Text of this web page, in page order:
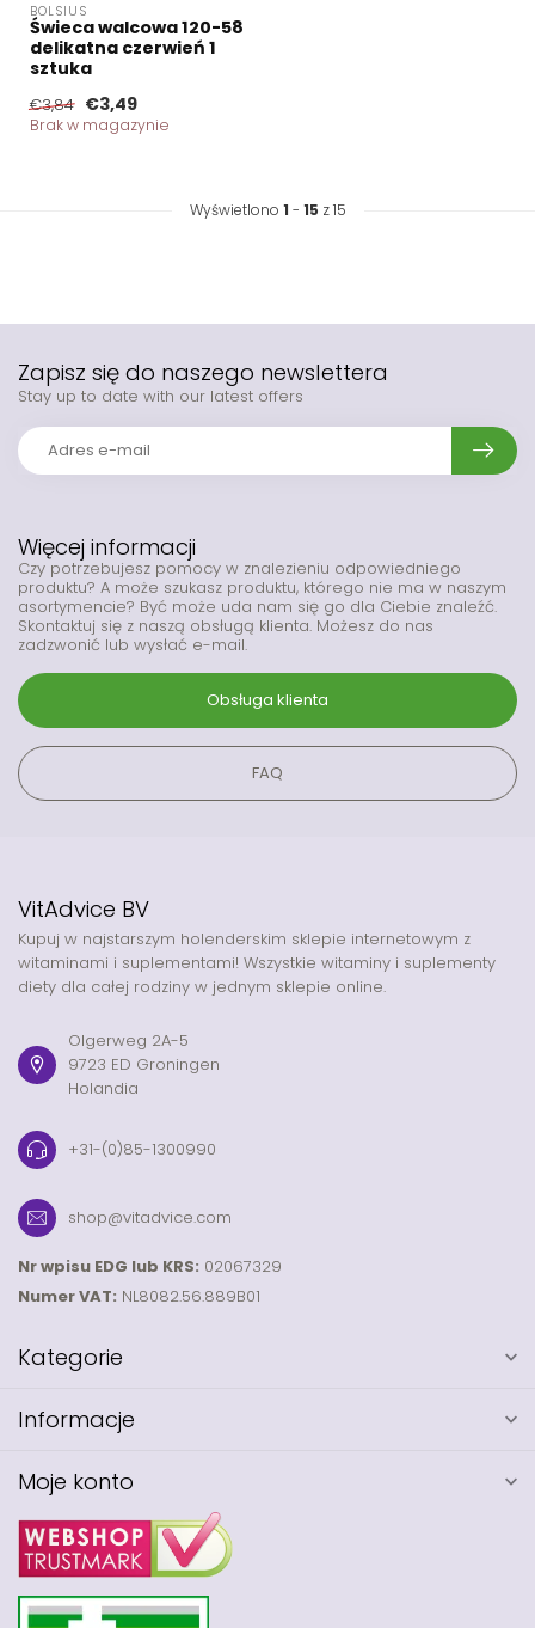
BOLSIUS
Świeca walcowa 120-58
delikatna czerwień 1
sztuka
€3,84 €3,49
Brak w magazynie
Wyświetlono 1 - 15 z 15
Więcej informacji
Czy potrzebujesz pomocy w znalezieniu odpowiedniego
produktu? A może szukasz produktu, którego nie ma w naszym
asortymencie? Być może uda nam się go dla Ciebie znaleźć.
Skontaktuj się z naszą obsługą klienta. Możesz do nas
zadzwonić lub wysłać e-mail.
Obsługa klienta
FAQ
Zapisz się do naszego newslettera
Stay up to date with our latest offers
VitAdvice BV
Kupuj w najstarszym holenderskim sklepie internetowym z
witaminami i suplementami! Wszystkie witaminy i suplementy
diety dla całej rodziny w jednym sklepie online.
Olgerweg 2A-5
9723 ED Groningen
Holandia
+31-(0)85-1300990
shop@vitadvice.com
Nr wpisu EDG lub KRS: 02067329
Numer VAT: NL8082.56.889B01
Kategorie
Informacje
Moje konto